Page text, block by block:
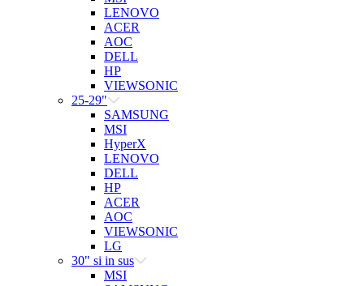
LENOVO
ACER
AOC
DELL
HP
VIEWSONIC
25-29"
SAMSUNG
MSI
HyperX
LENOVO
DELL
HP
ACER
AOC
VIEWSONIC
LG
30" si in sus
MSI